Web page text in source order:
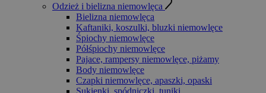
Odzież i bielizna niemowlęca
Bielizna niemowlęca
Kaftaniki, koszulki, bluzki niemowlęce
Śpiochy niemowlęce
Półśpiochy niemowlęce
Pajace, rampersy niemowlęce, piżamy
Body niemowlęce
Czapki niemowlęce, apaszki, opaski